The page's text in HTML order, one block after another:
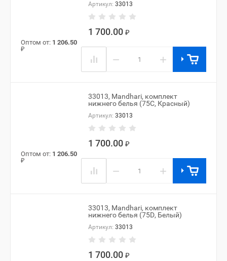
Артикул: 33013
1 700.00 ₽
Оптом от: 1 206.50
₽
− +
33013, Mandhari, комплект
нижнего белья (75C, Красный)
Артикул: 33013
1 700.00 ₽
Оптом от: 1 206.50
₽
− +
33013, Mandhari, комплект
нижнего белья (75D, Белый)
Артикул: 33013
1 700.00 ₽